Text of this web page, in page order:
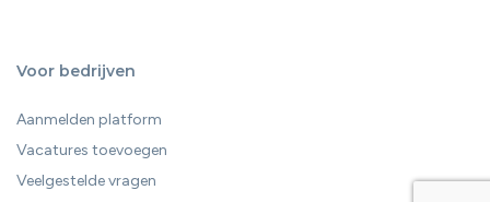
Voor bedrijven
Aanmelden platform
Vacatures toevoegen
Veelgestelde vragen